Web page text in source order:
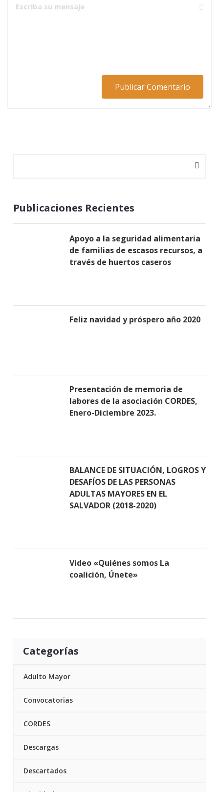
Publicaciones Recientes
Apoyo a la seguridad alimentaria
de familias de escasos recursos, a
través de huertos caseros
Feliz navidad y próspero año 2020
Presentación de memoria de
labores de la asociación CORDES,
Enero-Diciembre 2023.
BALANCE DE SITUACIÓN, LOGROS Y
DESAFÍOS DE LAS PERSONAS
ADULTAS MAYORES EN EL
SALVADOR (2018-2020)
Video «Quiénes somos La
coalición, Únete»
Categorías
Adulto Mayor
Convocatorias
CORDES
Descargas
Descartados